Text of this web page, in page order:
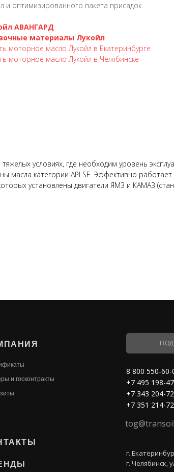
и оптимизированного пакета присадок.
АВАНГАРД
материалы Лукойл
моторное масло Лукойл в Екатеринбурге
моторное масло Лукойл в Челябинске
условиях, где необходим уровень
масла категории API SF. Эффективно
установлены двигатели ЯМЗ и КАМАЗ
8 800 550-60-
+7 495 198-
+7 343 204-
+7 351 214-
г.
г. Челябинск,
и госконтракты